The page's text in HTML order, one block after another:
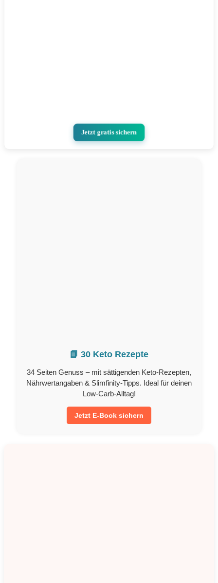
Jetzt gratis sichern
📘 30 Keto Rezepte
34 Seiten Genuss – mit sättigenden Keto-Rezepten,
Nährwertangaben & Slimfinity-Tipps. Ideal für deinen
Low-Carb-Alltag!
Jetzt E-Book sichern